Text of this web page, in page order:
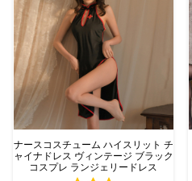
ナースコスチューム ハイスリット チ
ャイナドレス ヴィンテージ ブラック
コスプレ ランジェリードレス